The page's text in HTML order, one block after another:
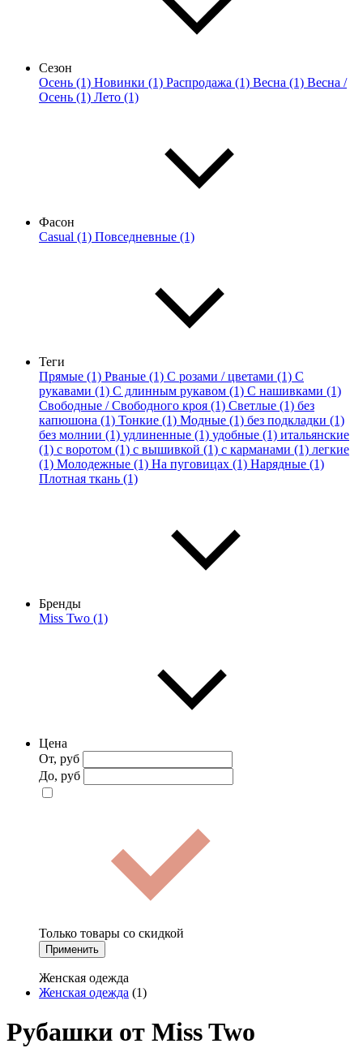
Сезон
Осень (1) Новинки (1) Распродажа (1) Весна (1) Весна /
Осень (1) Лето (1)
Фасон
Casual (1) Повседневные (1)
Теги
Прямые (1) Рваные (1) С розами / цветами (1) С
рукавами (1) С длинным рукавом (1) С нашивками (1)
Свободные / Свободного кроя (1) Светлые (1) без
капюшона (1) Тонкие (1) Модные (1) без подкладки (1)
без молнии (1) удлиненные (1) удобные (1) итальянские
(1) с воротом (1) с вышивкой (1) с карманами (1) легкие
(1) Молодежные (1) На пуговицах (1) Нарядные (1)
Плотная ткань (1)
Бренды
Miss Two (1)
Цена
От, руб
До, руб
Только товары со скидкой
Применить
Женская одежда
Женская одежда (1)
Рубашки от Miss Two